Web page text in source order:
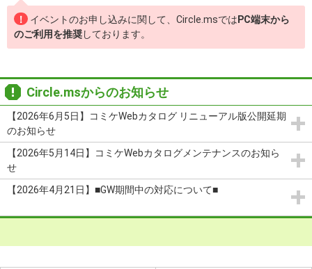
イベントのお申し込みに関して、Circle.msでは PC端末から
のご利用を推奨しております。
Circle.msからのお知らせ
【2026年6月5日】コミケWebカタログ リニューアル版公開延期
のお知らせ
【2026年5月14日】コミケWebカタログメンテナンスのお知ら
せ
【2026年4月21日】■GW期間中の対応について■